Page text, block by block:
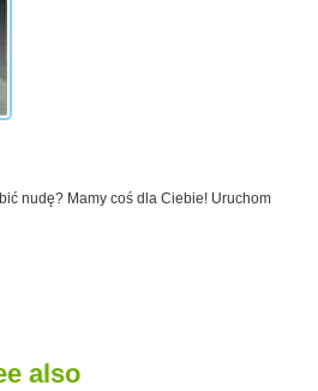
nudę? Mamy coś dla Ciebie! Uruchom
also